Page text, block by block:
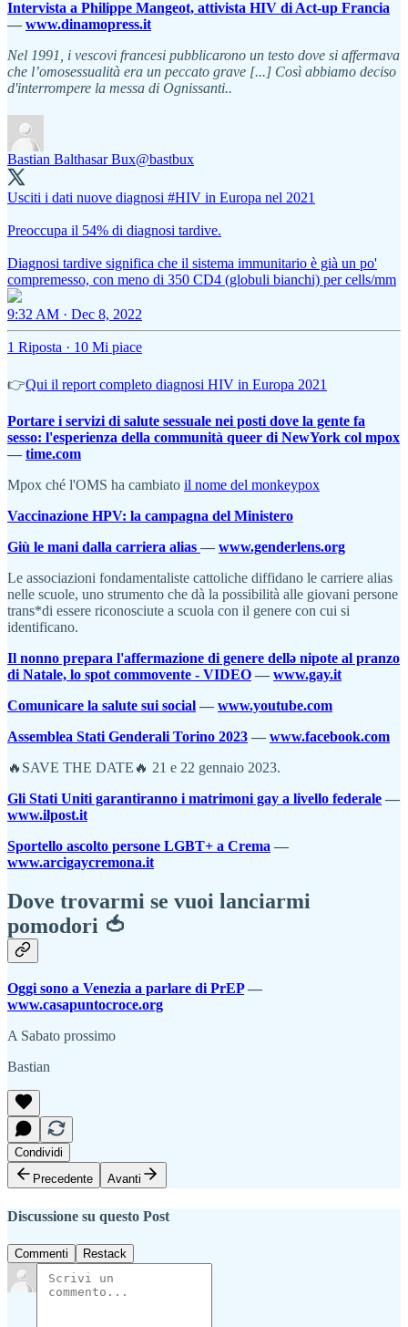
Intervista a Philippe Mangeot, attivista HIV di Act-up Francia
— www.dinamopress.it
Nel 1991, i vescovi francesi pubblicarono un testo dove si affermava
che l’omosessualità era un peccato grave [...] Così abbiamo deciso
d'interrompere la messa di Ognissanti..
Bastian Balthasar Bux@bastbux
Usciti i dati nuove diagnosi #HIV in Europa nel 2021
Preoccupa il 54% di diagnosi tardive.
Diagnosi tardive significa che il sistema immunitario è già un po'
compremesso, con meno di 350 CD4 (globuli bianchi) per cells/mm
9:32 AM · Dec 8, 2022
1 Riposta · 10 Mi piace
👉Qui il report completo diagnosi HIV in Europa 2021
Portare i servizi di salute sessuale nei posti dove la gente fa
sesso: l'esperienza della communità queer di NewYork col mpox
— time.com
Mpox ché l'OMS ha cambiato il nome del monkeypox
Vaccinazione HPV: la campagna del Ministero
Giù le mani dalla carriera alias — www.genderlens.org
Le associazioni fondamentaliste cattoliche diffidano le carriere alias
nelle scuole, uno strumento che dà la possibilità alle giovani persone
trans*di essere riconosciute a scuola con il genere con cui si
identificano.
Il nonno prepara l'affermazione di genere dellə nipote al pranzo
di Natale, lo spot commovente - VIDEO — www.gay.it
Comunicare la salute sui social — www.youtube.com
Assemblea Stati Genderali Torino 2023 — www.facebook.com
🔥SAVE THE DATE🔥 21 e 22 gennaio 2023.
Gli Stati Uniti garantiranno i matrimoni gay a livello federale —
www.ilpost.it
Sportello ascolto persone LGBT+ a Crema —
www.arcigaycremona.it
Dove trovarmi se vuoi lanciarmi
pomodori 🍅
Oggi sono a Venezia a parlare di PrEP—
www.casapuntocroce.org
A Sabato prossimo
Bastian
Condividi
Precedente
Avanti
Discussione su questo Post
Commenti Restack